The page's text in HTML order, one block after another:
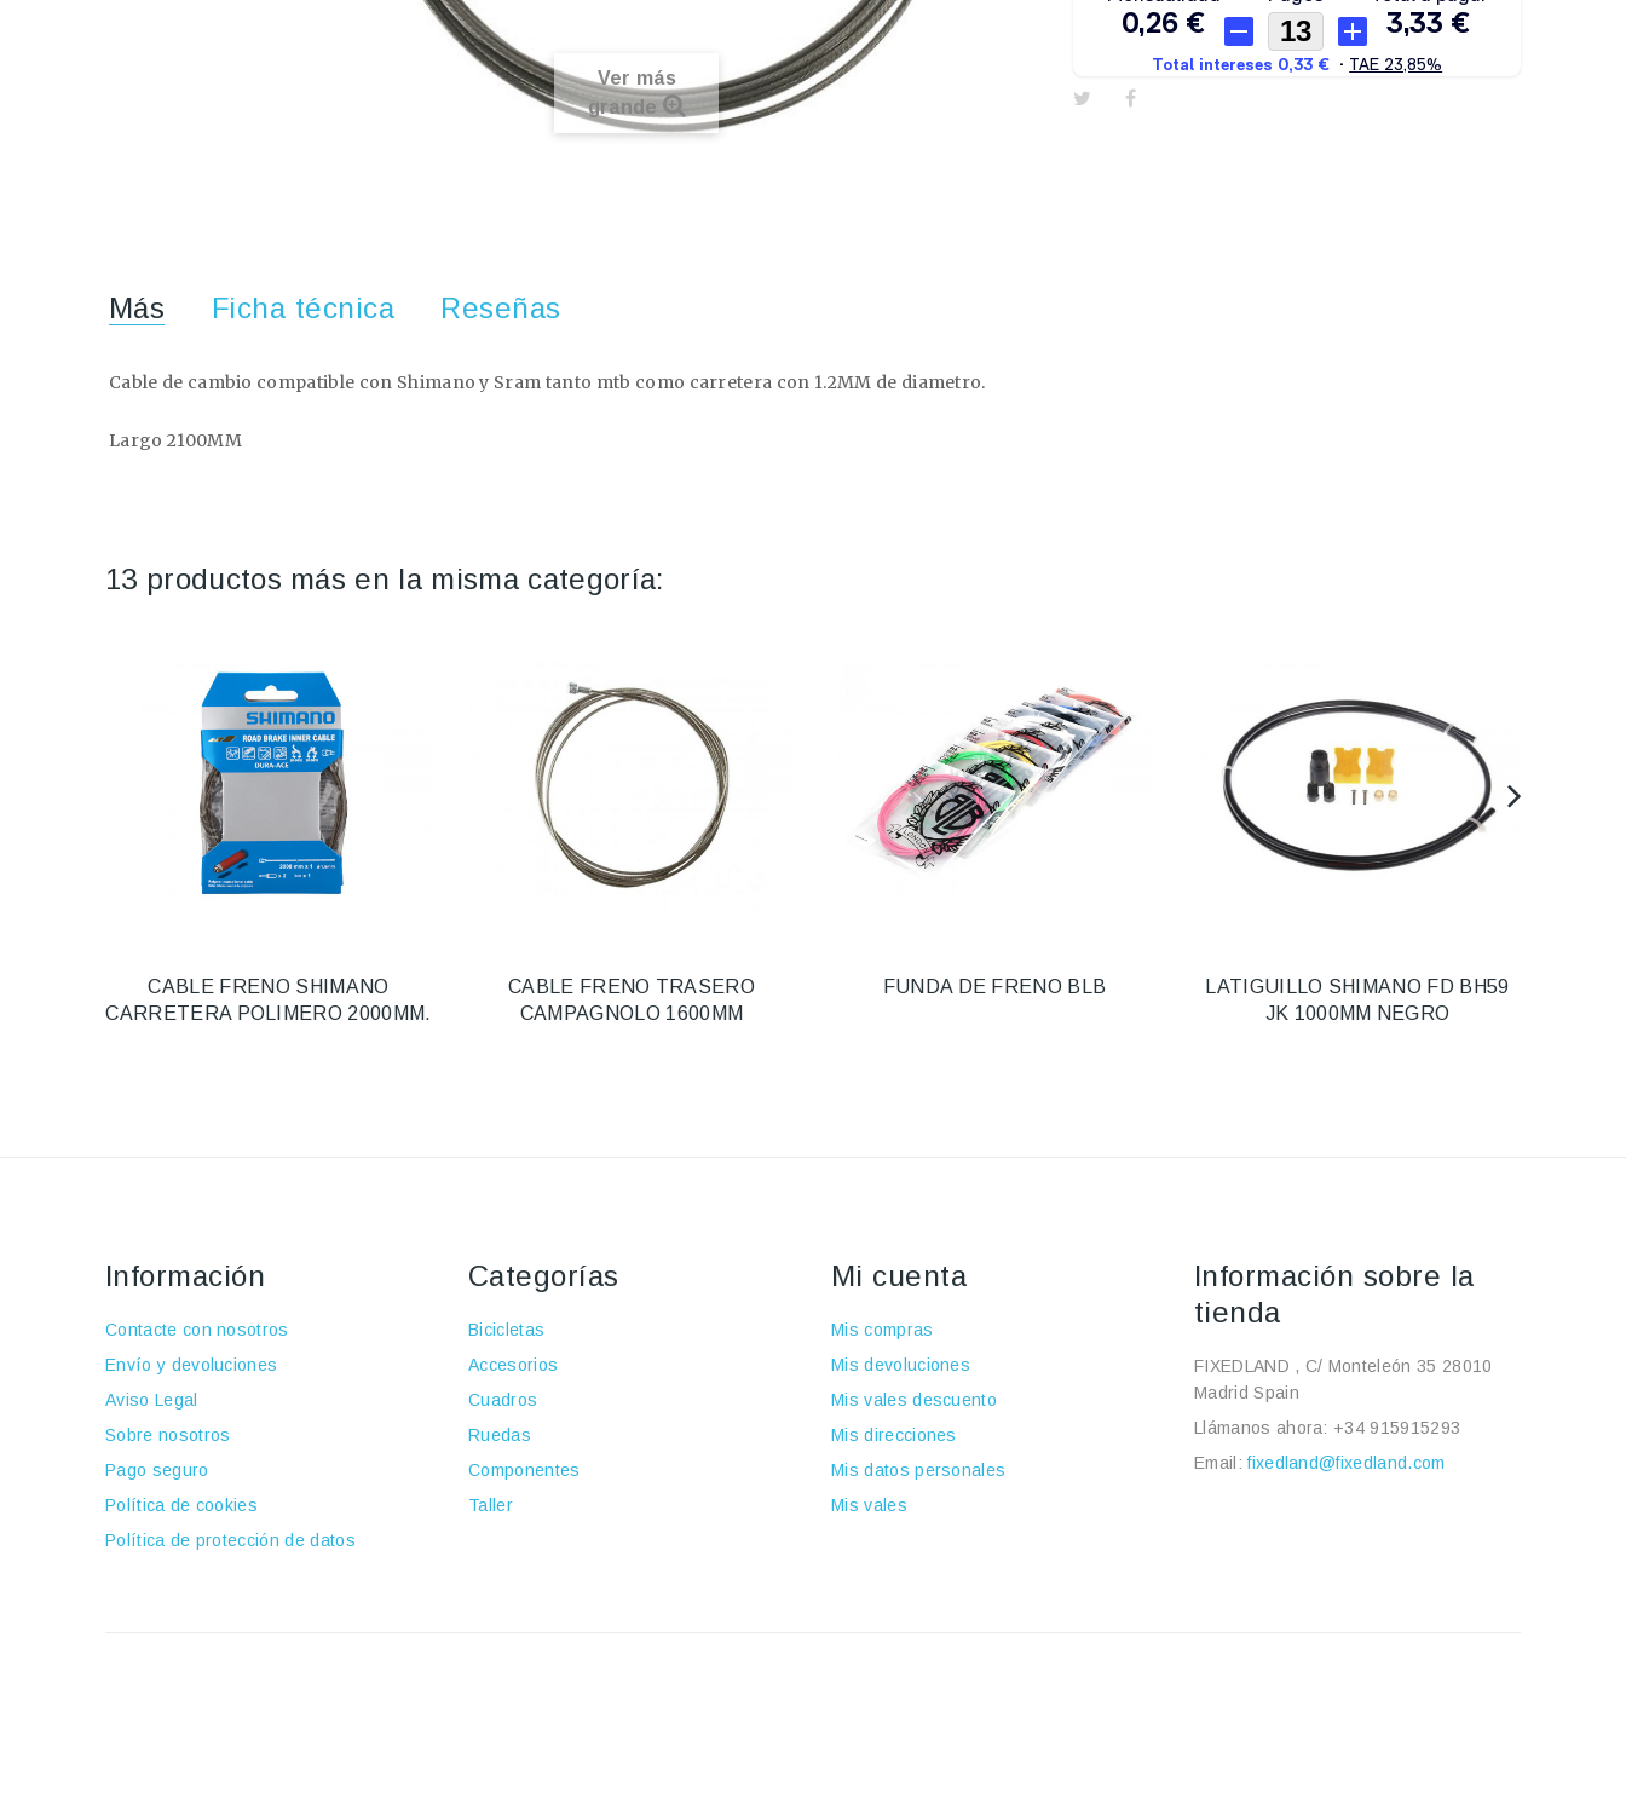
Ver más
grande
Más Ficha técnica Reseñas
Cable de cambio compatible con Shimano y Sram tanto mtb como carretera con 1.2MM de diametro.
Largo 2100MM
13 productos más en la misma categoría:
CABLE FRENO SHIMANO
CARRETERA POLIMERO 2000MM.
CABLE FRENO TRASERO
CAMPAGNOLO 1600MM
FUNDA DE FRENO BLB
LATIGUILLO SHIMANO FD BH59
JK 1000MM NEGRO
Información
Contacte con nosotros
Envío y devoluciones
Aviso Legal
Sobre nosotros
Pago seguro
Política de cookies
Política de protección de datos
Categorías
Bicicletas
Accesorios
Cuadros
Ruedas
Componentes
Taller
Mi cuenta
Mis compras
Mis devoluciones
Mis vales descuento
Mis direcciones
Mis datos personales
Mis vales
Información sobre la
tienda
FIXEDLAND , C/ Monteleón 35 28010
Madrid Spain
Llámanos ahora: +34 915915293
Email:fixedland@fixedland.com